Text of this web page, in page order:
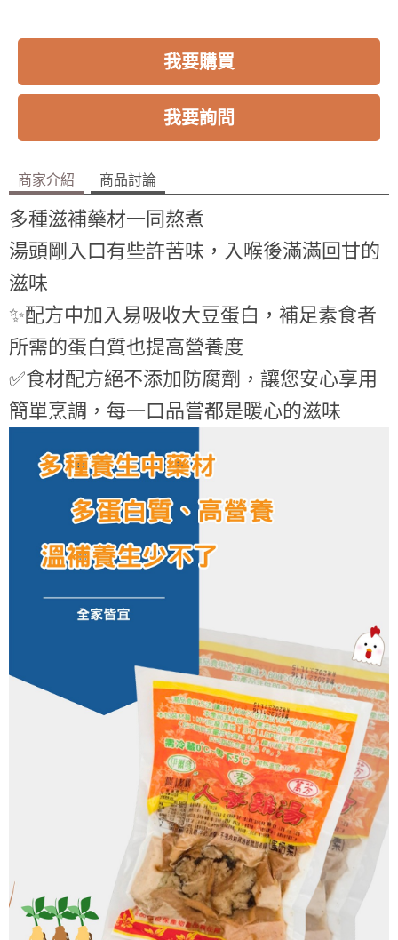
我要購買
我要詢問
商家介紹 商品討論
多種滋補藥材一同熬煮
湯頭剛入口有些許苦味，入喉後滿滿回甘的
滋味
✨配方中加入易吸收大豆蛋白，補足素食者
所需的蛋白質也提高營養度
✅食材配方絕不添加防腐劑，讓您安心享用
簡單烹調，每一口品嘗都是暖心的滋味